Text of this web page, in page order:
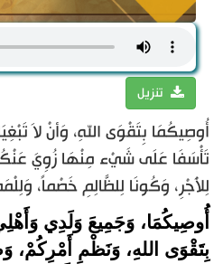
تنزيل
أُوصِيكُمَا بِتَقْوَى اللهِ، وَأنْ لاَ
تَأْسَفَا عَلَى شَيْء مِنْهَا زُوِيَ
لِلاَْجْرِ، وَكُونَا لِلظَّالِمِ خَصْماً،
أُوصِيكُمَا، وَجَمِيعَ وَلَدِي
بِتَقْوَى اللهِ، وَنَظْمِ أَمْرِكُمْ،